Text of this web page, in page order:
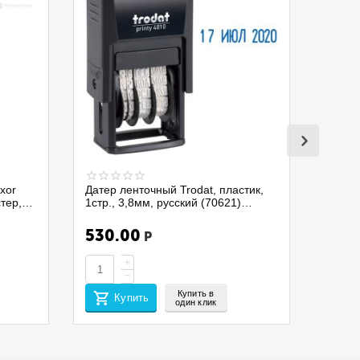
Датер ленточный Trodat, пластик,
1стр., 3,8мм, русский (70621)
530.00 Р
+
−
Купить
Купить в
один клик